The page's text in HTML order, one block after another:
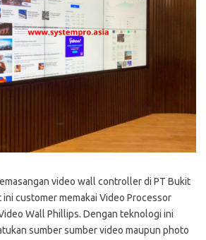
video wall controller di PT Bukit
ini customer memakai Video Processor
Wall Phillips. Dengan teknologi ini
sumber sumber video maupun photo